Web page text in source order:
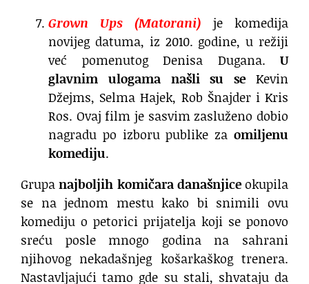
Grown Ups (Matorani) je komedija
novijeg datuma, iz 2010. godine, u režiji
već pomenutog Denisa Dugana. U
glavnim ulogama našli su se Kevin
Džejms, Selma Hajek, Rob Šnajder i Kris
Ros. Ovaj film je sasvim zasluženo dobio
nagradu po izboru publike za omiljenu
komediju.
Grupanajboljih komičara današnjiceokupila
se na jednom mestu kako bi snimili ovu
komediju o petorici prijatelja koji se ponovo
sreću posle mnogo godina na sahrani
njihovog nekadašnjeg košarkaškog trenera.
Nastavljajući tamo gde su stali, shvataju da